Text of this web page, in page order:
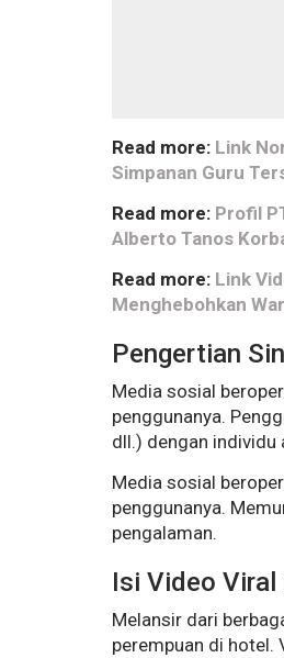
Read more: Link
Simpanan Guru
Read more: Profil
Alberto Tanos
Read more: Link
Menghebohkan
Pengertian
Media sosial
penggunanya.
dll.) dengan individu
Media sosial
penggunanya.
pengalaman.
Isi Video
Melansir dari
perempuan di hotel.